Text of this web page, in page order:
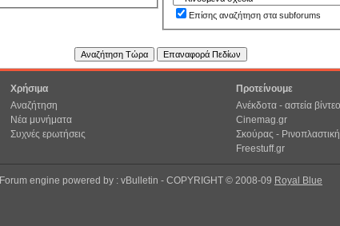
Επίσης αναζήτηση στα subforums
Χρήσιμα
Αναζήτηση
Νέα μυνήματα
Συχνές ερωτήσεις
Προτείνουμε
Ανέκδοτα - αστεία βίντεο
Cinemag.gr
Σκούρας - Ρινοπλαστική
Freestuff.gr
Forum engine powered by : vBulletin - COPYRIGHT © 2008-09 Royal Blue